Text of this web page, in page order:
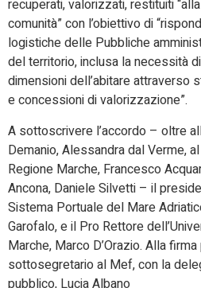
recuperati, valorizzati, restituiti
comunità” con l’obiettivo di
logistiche delle Pubbliche
del territorio, inclusa la necessità
dimensioni dell’abitare attraverso
e concessioni di valorizzazione”.
A sottoscrivere l’accordo – oltre
Demanio, Alessandra dal Verme,
Regione Marche, Francesco
Ancona, Daniele Silvetti – il
Sistema Portuale del Mare
Garofalo, e il Pro Rettore
Marche, Marco D’Orazio. Alla
sottosegretario al Mef, con la
pubblico, Lucia Albano